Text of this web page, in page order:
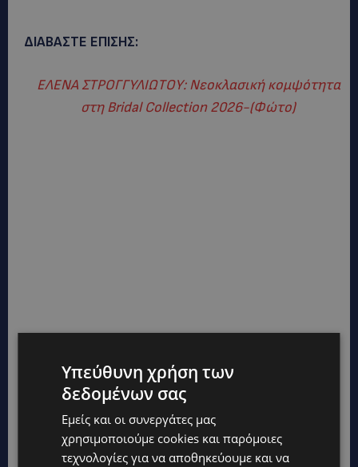
ΔΙΑΒΑΣΤΕ ΕΠΙΣΗΣ:
ΕΛΕΝΑ ΣΤΡΟΓΓΥΛΙΩΤΟΥ: Νεοκλασική κομψότητα
στη Bridal Collection 2026-(Φώτο)
CYPRUS TOP ΕΠΙΚΑΙΡΌΤΗΤΑ
Υπεύθυνη χρήση των
δεδομένων σας
Εμείς και οι συνεργάτες μας
χρησιμοποιούμε cookies και παρόμοιες
τεχνολογίες για να αποθηκεύουμε και να